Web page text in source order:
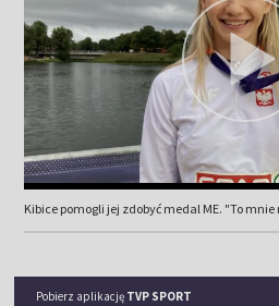
Kibice pomogli jej zdobyć medal ME. "To mnie
Pobierz aplikację TVP SPORT